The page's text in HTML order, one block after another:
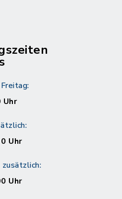
Uhr
Uhr
Uhr